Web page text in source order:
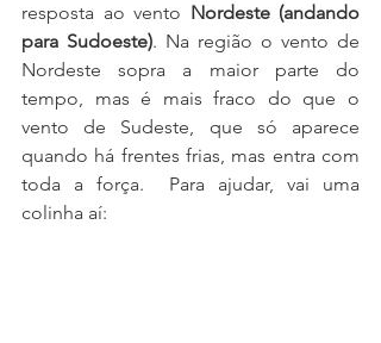
resposta ao vento Nordeste (andando
para Sudoeste). Na região o vento de
Nordeste sopra a maior parte do
tempo, mas é mais fraco do que o
vento de Sudeste, que só aparece
quando há frentes frias, mas entra com
toda a força.  Para ajudar, vai uma
colinha aí: